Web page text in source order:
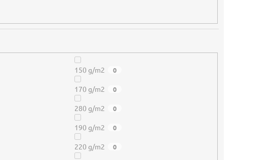
150 g/m2 0
170 g/m2 0
280 g/m2 0
190 g/m2 0
220 g/m2 0